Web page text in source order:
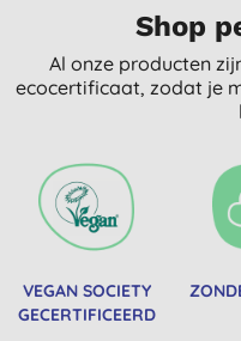
Shop
Al onze producten
ecocertificaat, zodat je
VEGAN SOCIETY
GECERTIFICEERD